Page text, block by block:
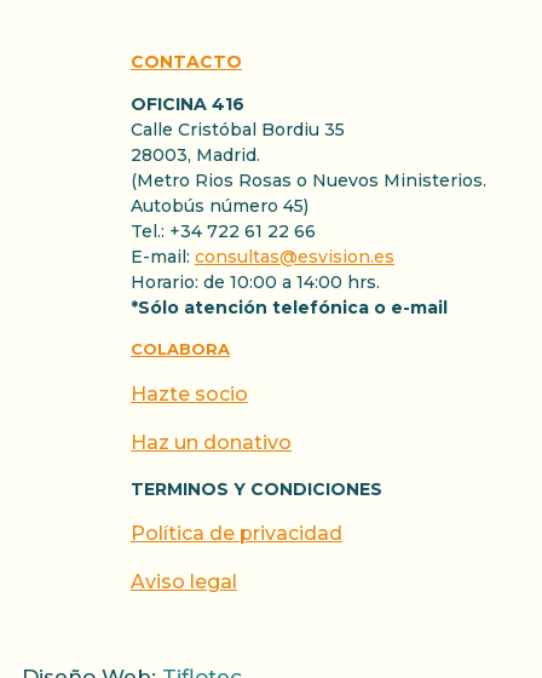
CONTACTO
OFICINA 416
Calle Cristóbal Bordiu 35
28003, Madrid.
(Metro Rios Rosas o Nuevos Ministerios.
Autobús número 45)
Tel.: +34 722 61 22 66
E-mail: consultas@esvision.es
Horario: de 10:00 a 14:00 hrs.
*Sólo atención telefónica o e-mail
COLABORA
Hazte socio
Haz un donativo
TERMINOS Y CONDICIONES
Política de privacidad
Aviso legal